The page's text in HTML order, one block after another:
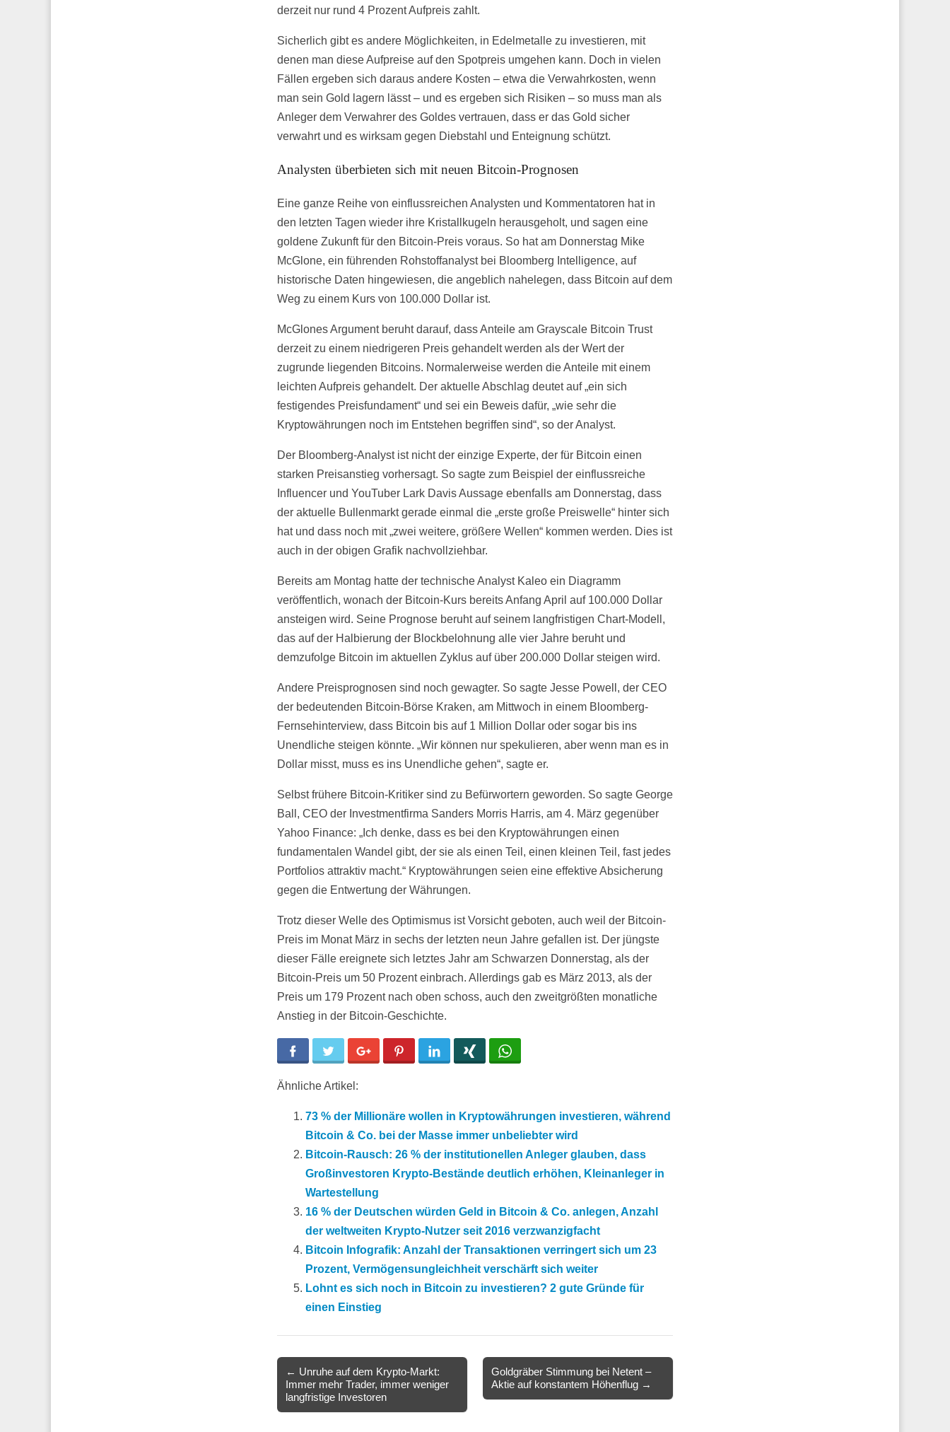
derzeit nur rund 4 Prozent Aufpreis zahlt.
Sicherlich gibt es andere Möglichkeiten, in Edelmetalle zu investieren, mit
denen man diese Aufpreise auf den Spotpreis umgehen kann. Doch in vielen
Fällen ergeben sich daraus andere Kosten – etwa die Verwahrkosten, wenn
man sein Gold lagern lässt – und es ergeben sich Risiken – so muss man als
Anleger dem Verwahrer des Goldes vertrauen, dass er das Gold sicher
verwahrt und es wirksam gegen Diebstahl und Enteignung schützt.
Analysten überbieten sich mit neuen Bitcoin-Prognosen
Eine ganze Reihe von einflussreichen Analysten und Kommentatoren hat in
den letzten Tagen wieder ihre Kristallkugeln herausgeholt, und sagen eine
goldene Zukunft für den Bitcoin-Preis voraus. So hat am Donnerstag Mike
McGlone, ein führenden Rohstoffanalyst bei Bloomberg Intelligence, auf
historische Daten hingewiesen, die angeblich nahelegen, dass Bitcoin auf dem
Weg zu einem Kurs von 100.000 Dollar ist.
McGlones Argument beruht darauf, dass Anteile am Grayscale Bitcoin Trust
derzeit zu einem niedrigeren Preis gehandelt werden als der Wert der
zugrunde liegenden Bitcoins. Normalerweise werden die Anteile mit einem
leichten Aufpreis gehandelt. Der aktuelle Abschlag deutet auf „ein sich
festigendes Preisfundament“ und sei ein Beweis dafür, „wie sehr die
Kryptowährungen noch im Entstehen begriffen sind“, so der Analyst.
Der Bloomberg-Analyst ist nicht der einzige Experte, der für Bitcoin einen
starken Preisanstieg vorhersagt. So sagte zum Beispiel der einflussreiche
Influencer und YouTuber Lark Davis Aussage ebenfalls am Donnerstag, dass
der aktuelle Bullenmarkt gerade einmal die „erste große Preiswelle“ hinter sich
hat und dass noch mit „zwei weitere, größere Wellen“ kommen werden. Dies ist
auch in der obigen Grafik nachvollziehbar.
Bereits am Montag hatte der technische Analyst Kaleo ein Diagramm
veröffentlich, wonach der Bitcoin-Kurs bereits Anfang April auf 100.000 Dollar
ansteigen wird. Seine Prognose beruht auf seinem langfristigen Chart-Modell,
das auf der Halbierung der Blockbelohnung alle vier Jahre beruht und
demzufolge Bitcoin im aktuellen Zyklus auf über 200.000 Dollar steigen wird.
Andere Preisprognosen sind noch gewagter. So sagte Jesse Powell, der CEO
der bedeutenden Bitcoin-Börse Kraken, am Mittwoch in einem Bloomberg-
Fernsehinterview, dass Bitcoin bis auf 1 Million Dollar oder sogar bis ins
Unendliche steigen könnte. „Wir können nur spekulieren, aber wenn man es in
Dollar misst, muss es ins Unendliche gehen“, sagte er.
Selbst frühere Bitcoin-Kritiker sind zu Befürwortern geworden. So sagte George
Ball, CEO der Investmentfirma Sanders Morris Harris, am 4. März gegenüber
Yahoo Finance: „Ich denke, dass es bei den Kryptowährungen einen
fundamentalen Wandel gibt, der sie als einen Teil, einen kleinen Teil, fast jedes
Portfolios attraktiv macht.“ Kryptowährungen seien eine effektive Absicherung
gegen die Entwertung der Währungen.
Trotz dieser Welle des Optimismus ist Vorsicht geboten, auch weil der Bitcoin-
Preis im Monat März in sechs der letzten neun Jahre gefallen ist. Der jüngste
dieser Fälle ereignete sich letztes Jahr am Schwarzen Donnerstag, als der
Bitcoin-Preis um 50 Prozent einbrach. Allerdings gab es März 2013, als der
Preis um 179 Prozent nach oben schoss, auch den zweitgrößten monatliche
Anstieg in der Bitcoin-Geschichte.
Facebook Twitter Google+ Pinterest LinkedIn
Ähnliche Artikel:
73 % der Millionäre wollen in Kryptowährungen investieren, während
Bitcoin & Co. bei der Masse immer unbeliebter wird
Bitcoin-Rausch: 26 % der institutionellen Anleger glauben, dass
Großinvestoren Krypto-Bestände deutlich erhöhen, Kleinanleger in
Wartestellung
16 % der Deutschen würden Geld in Bitcoin & Co. anlegen, Anzahl
der weltweiten Krypto-Nutzer seit 2016 verzwanzigfacht
Bitcoin Infografik: Anzahl der Transaktionen verringert sich um 23
Prozent, Vermögensungleichheit verschärft sich weiter
Lohnt es sich noch in Bitcoin zu investieren? 2 gute Gründe für
einen Einstieg
navigation
← Unruhe auf dem Krypto-Markt:
Immer mehr Trader, immer weniger
langfristige Investoren
Goldgräber Stimmung bei Netent –
Aktie auf konstantem Höhenflug →